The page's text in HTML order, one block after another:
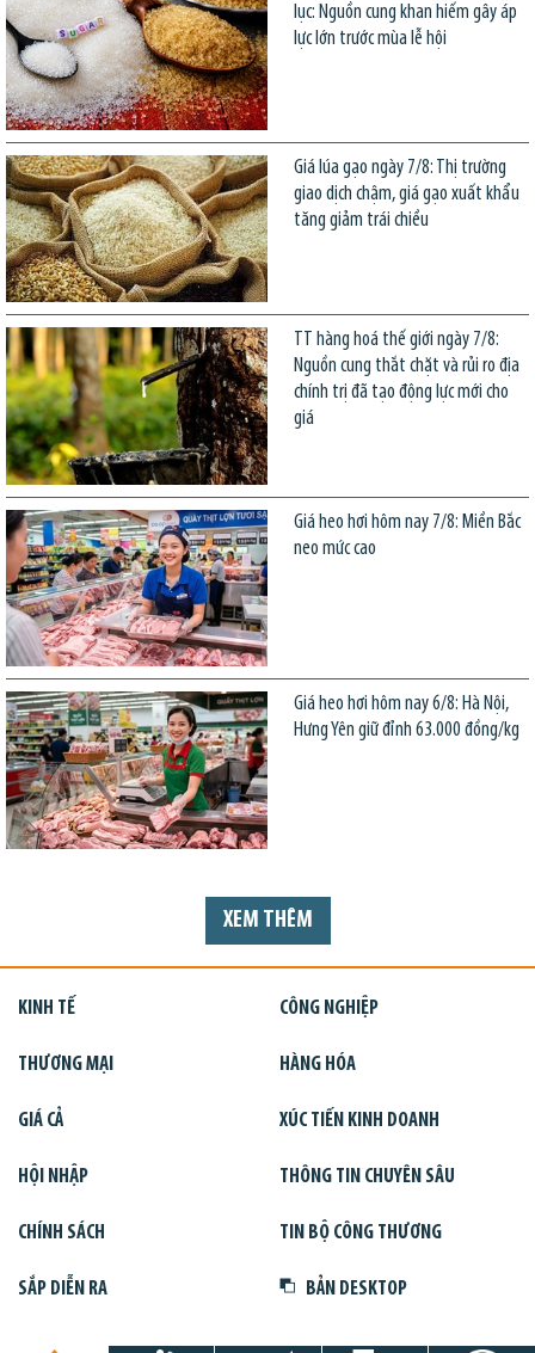
lục: Nguồn cung khan hiếm gây áp
lực lớn trước mùa lễ hội
Giá lúa gạo ngày 7/8: Thị trường
giao dịch chậm, giá gạo xuất khẩu
tăng giảm trái chiều
TT hàng hoá thế giới ngày 7/8:
Nguồn cung thắt chặt và rủi ro địa
chính trị đã tạo động lực mới cho
giá
Giá heo hơi hôm nay 7/8: Miền Bắc
neo mức cao
Giá heo hơi hôm nay 6/8: Hà Nội,
Hưng Yên giữ đỉnh 63.000 đồng/kg
XEM THÊM
KINH TẾ CÔNG NGHIỆP
THƯƠNG MẠI HÀNG HÓA
GIÁ CẢ XÚC TIẾN KINH DOANH
HỘI NHẬP THÔNG TIN CHUYÊN SÂU
CHÍNH SÁCH TIN BỘ CÔNG THƯƠNG
SẮP DIỄN RA BẢN DESKTOP